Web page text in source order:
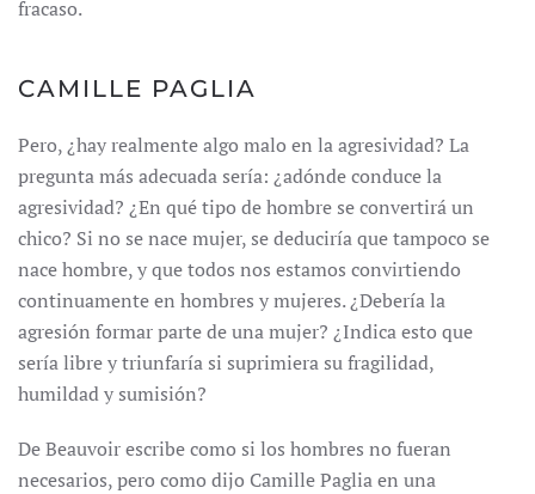
fracaso.
CAMILLE PAGLIA
Pero, ¿hay realmente algo malo en la agresividad? La
pregunta más adecuada sería: ¿adónde conduce la
agresividad? ¿En qué tipo de hombre se convertirá un
chico? Si no se nace mujer, se deduciría que tampoco se
nace hombre, y que todos nos estamos convirtiendo
continuamente en hombres y mujeres. ¿Debería la
agresión formar parte de una mujer? ¿Indica esto que
sería libre y triunfaría si suprimiera su fragilidad,
humildad y sumisión?
De Beauvoir escribe como si los hombres no fueran
necesarios, pero como dijo Camille Paglia en una